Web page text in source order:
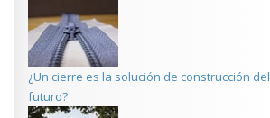
¿Un cierre es la solución de construcción del
futuro?